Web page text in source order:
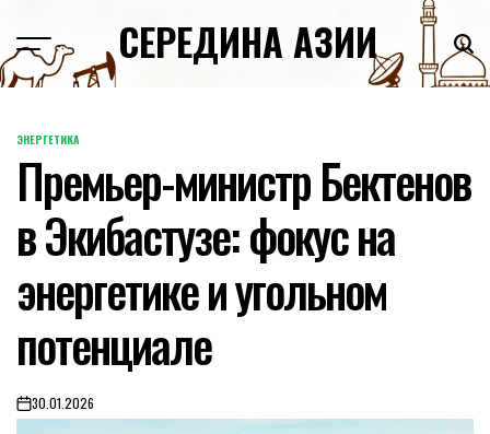
content
СЕРЕДИНА АЗИИ
POSTED
IN
ЭНЕРГЕТИКА
Премьер-министр Бектенов
в Экибастузе: фокус на
энергетике и угольном
потенциале
on30.01.2026